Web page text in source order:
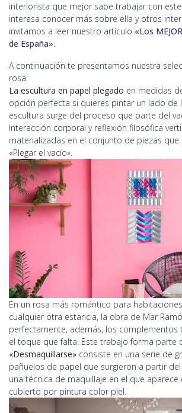
interiorista que mejor sabe trabajar con
interesa conocer más sobre ella y otros
invitamos a leer nuestro artículo «Los
de España».
A continuación te presentamos nuestra
rosa:
La escultura en papel plegado en medidas
opción perfecta si quieres pintar un lado de
escultura surge del proceso que parte del
Interacción corporal y reflexión filosófica
materializadas en el conjunto de piezas que
«Plegar el vacío».
En un rosa más romántico para
cualquier otra estancia, la obra de Mar
perfectamente, además, los complementos
el toque que falta. Este trabajo forma parte
«Desmaquillarse» consiste en una serie de
pañuelos de papel que surgieron a partir
una técnica de maquillaje en el que
cubierto por pintura color piel.